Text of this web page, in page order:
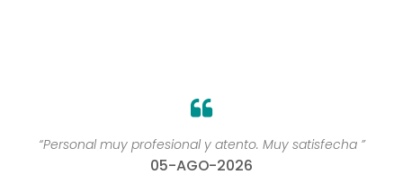
“Personal muy profesional y atento. Muy satisfecha ”
05-AGO-2026